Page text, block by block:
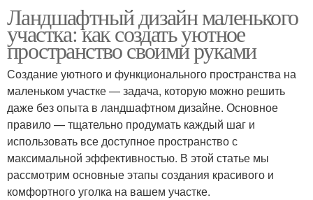
Ландшафтный дизайн маленького
участка: как создать уютное
пространство своими руками
Создание уютного и функционального пространства на
маленьком участке — задача, которую можно решить
даже без опыта в ландшафтном дизайне. Основное
правило — тщательно продумать каждый шаг и
использовать все доступное пространство с
максимальной эффективностью. В этой статье мы
рассмотрим основные этапы создания красивого и
комфортного уголка на вашем участке.